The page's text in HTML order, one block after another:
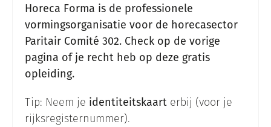
Horeca Forma is de professionele
vormingsorganisatie voor de horecasector
Paritair Comité 302. Check op de vorige
pagina of je recht heb op deze gratis
opleiding.
Tip: Neem je identiteitskaart erbij (voor je
rijksregisternummer).